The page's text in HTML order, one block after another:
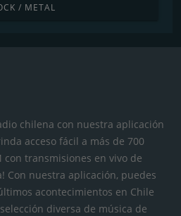
/ METAL
chilena con nuestra aplicación
acceso fácil a más de 700
con transmisiones en vivo de
Con nuestra aplicación, puedes
acontecimientos en Chile
diversa de música de